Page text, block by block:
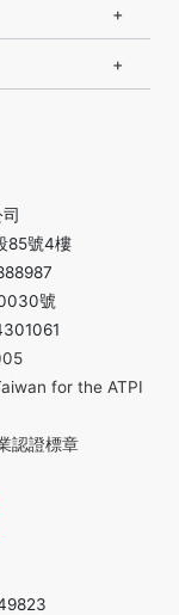
85號4樓
號
for the ATPI
認證標章